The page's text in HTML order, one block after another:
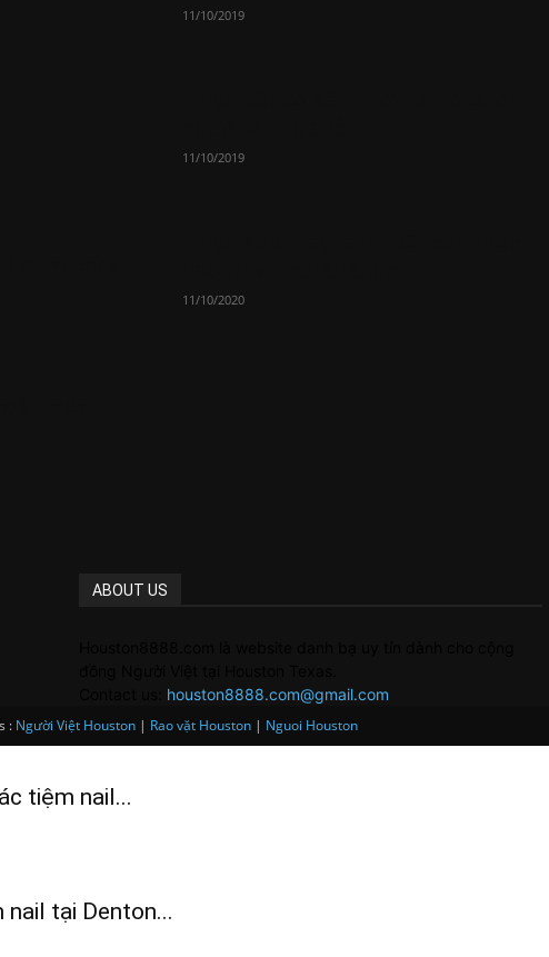
11/10/2019
11/10/2019
11/10/2020
ABOUT US
houston8888.com@gmail.com
: Người Việt Houston | Rao vặt Houston | Nguoi Houston
tiệm nail...
tại Denton...